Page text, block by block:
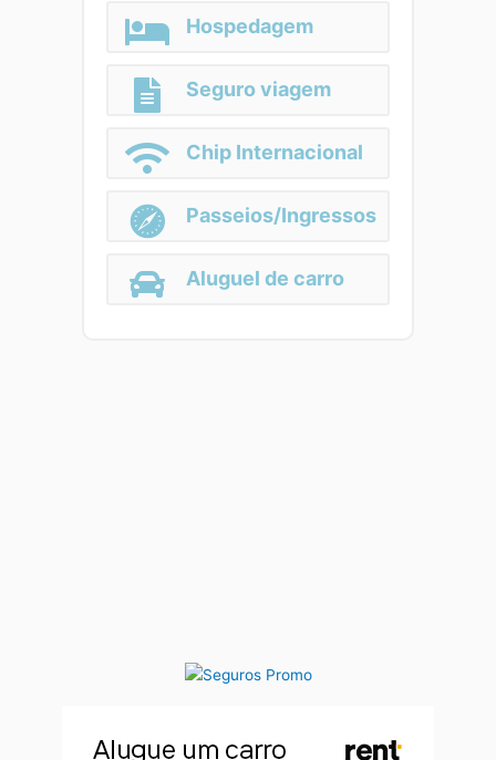
Hospedagem
Seguro viagem
Chip Internacional
Passeios/Ingressos
Aluguel de carro